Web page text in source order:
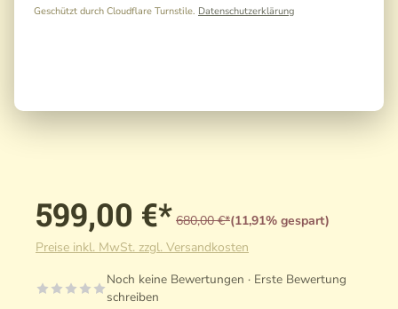
Geschützt durch Cloudflare Turnstile. Datenschutzerklärung
599,00 €* 680,00 €*(11,91% gespart)
Preise inkl. MwSt. zzgl. Versandkosten
Noch keine Bewertungen · Erste Bewertung
schreiben